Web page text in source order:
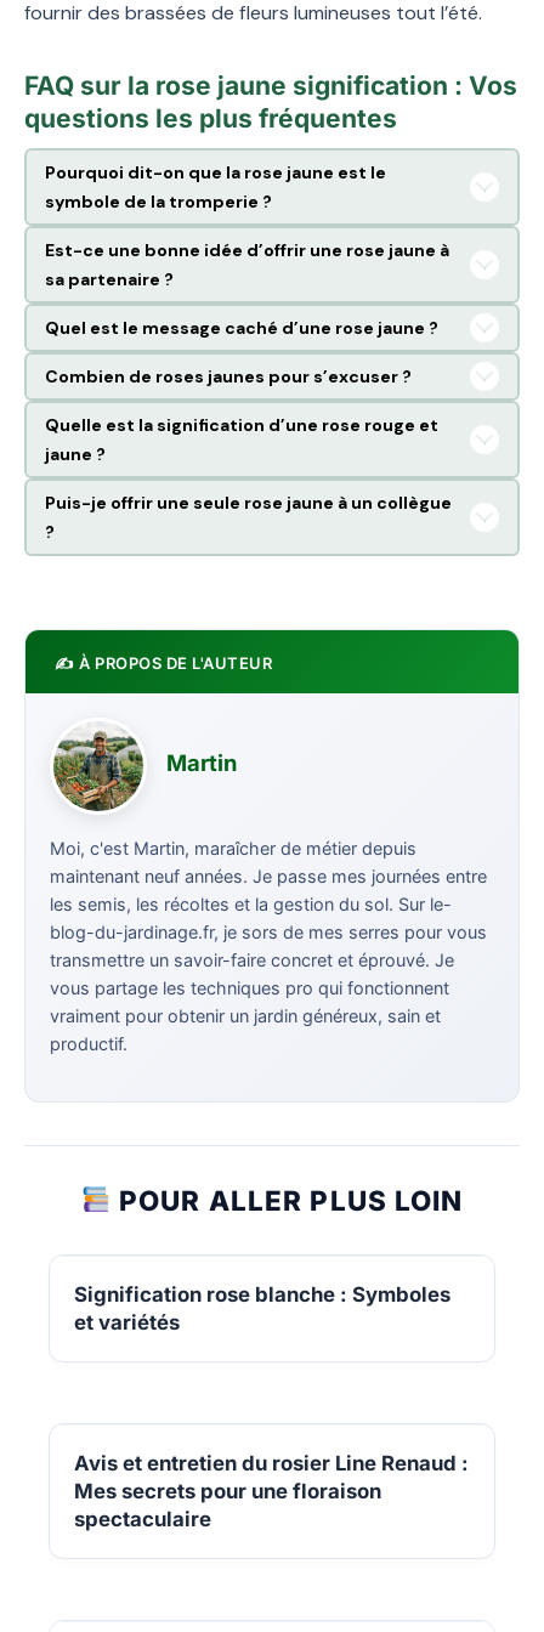
fournir des brassées de fleurs lumineuses tout l’été.
FAQ sur la rose jaune signification : Vos
questions les plus fréquentes
Pourquoi dit-on que la rose jaune est le
symbole de la tromperie ?
Est-ce une bonne idée d’offrir une rose jaune à
sa partenaire ?
Quel est le message caché d’une rose jaune ?
Combien de roses jaunes pour s’excuser ?
Quelle est la signification d’une rose rouge et
jaune ?
Puis-je offrir une seule rose jaune à un collègue
?
✍️ À PROPOS DE L'AUTEUR
Martin
Moi, c'est Martin, maraîcher de métier depuis
maintenant neuf années. Je passe mes journées entre
les semis, les récoltes et la gestion du sol. Sur le-
blog-du-jardinage.fr, je sors de mes serres pour vous
transmettre un savoir-faire concret et éprouvé. Je
vous partage les techniques pro qui fonctionnent
vraiment pour obtenir un jardin généreux, sain et
productif.
POUR ALLER PLUS LOIN
Signification rose blanche : Symboles
et variétés
Avis et entretien du rosier Line Renaud :
Mes secrets pour une floraison
spectaculaire